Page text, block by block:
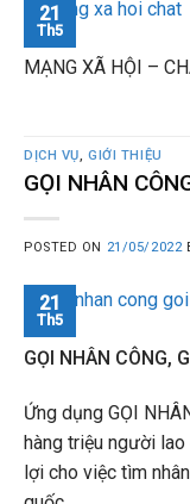
21
Th5
MẠNG XÃ HỘI –
DỊCH VỤ,GIỚI THIỆU
GỌI NHÂN
POSTED ON 21/05/2022
21
Th5
GỌI NHÂN CÔNG,
Ứng dụng GỌI
hàng triệu người
lợi cho việc tìm